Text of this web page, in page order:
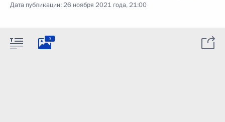
Дата публикации:26 ноября 2021 года, 21:00
3